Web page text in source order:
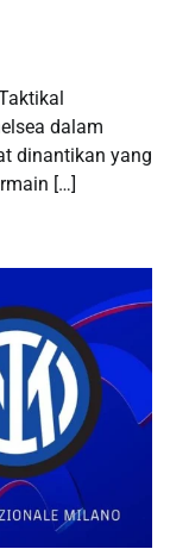
dalam
dinantikan yang
[…]